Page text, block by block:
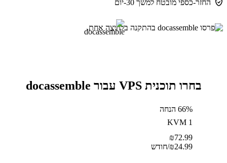
החזר-כספי מובטח למשך 30-יום
בחרו תוכנית VPS עבור docassemble
66% הנחה
KVM 1
72.99
₪
24.99
₪/חודש